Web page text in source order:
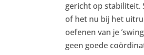
gericht op stabiliteit.
of het nu bij het
oefenen van je
geen goede